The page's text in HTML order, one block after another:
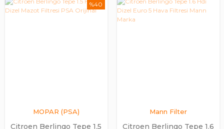
%40
MOPAR (PSA)
Citroen Berlingo Tepe 1.5
Mann Filter
Citroen Berlingo Tepe 1.6